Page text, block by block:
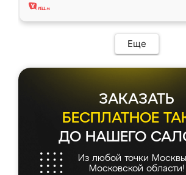
Еще
ЗАКАЗАТЬ
БЕСПЛАТНОЕ
ДО НАШЕГО
Из любой точки
Московской области!